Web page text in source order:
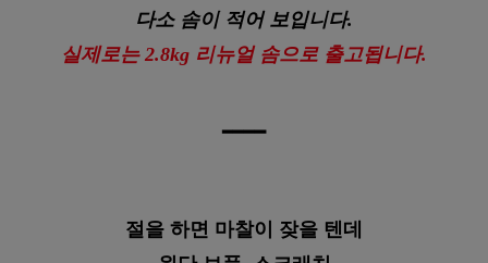
다소 솜이 적어 보입니다.
실제로는 2.8kg 리뉴얼 솜으로 출고됩니다.
━━━━
절을 하면 마찰이 잦을 텐데